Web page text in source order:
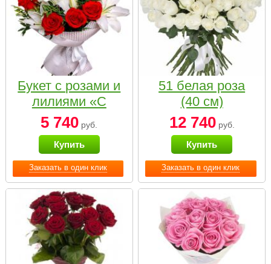
Заказать в один клик
Букет с розами и
лилиями «С
наилучшими
пожеланиями»
5 740 руб.
Купить
Заказать в один клик
51 белая роза
(40 см)
12 740руб.
Купить